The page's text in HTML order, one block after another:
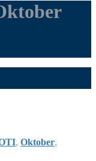
, Oktober,